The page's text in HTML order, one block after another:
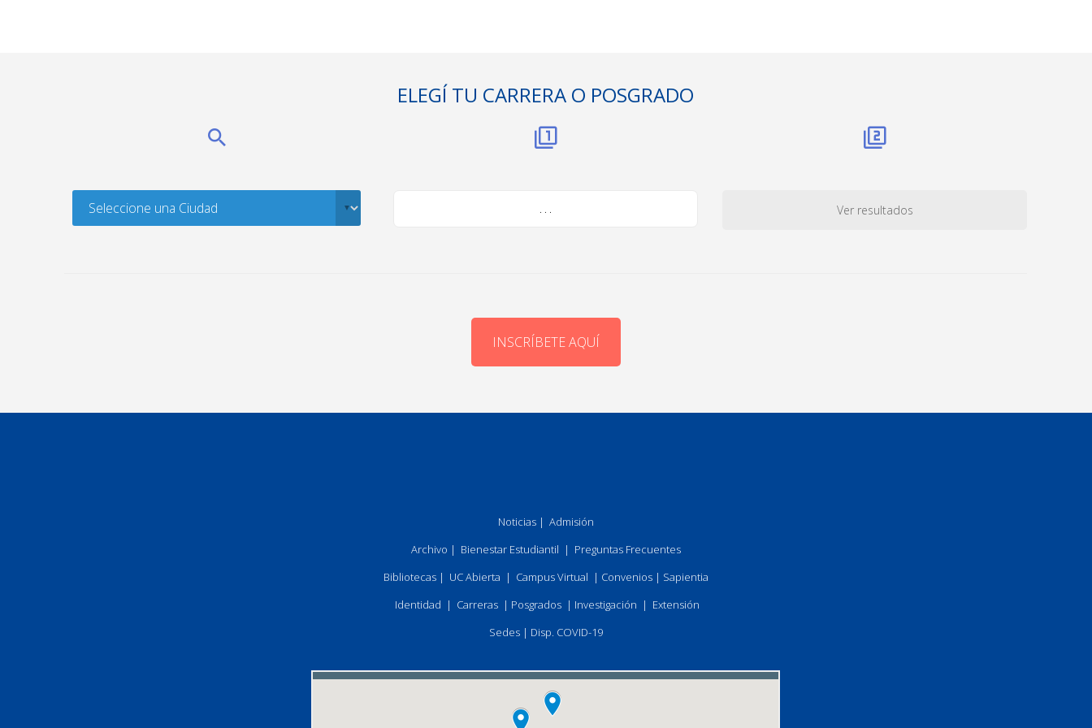
ELEGÍ TU CARRERA O POSGRADO
. . . Ver resultados
INSCRÍBETE AQUÍ
Noticias| Admisión
Archivo | Bienestar Estudiantil | Preguntas Frecuentes
Bibliotecas| UC Abierta | Campus Virtual | Convenios| Sapientia
Identidad | Carreras| Posgrados| Investigación | Extensión
Sedes| Disp. COVID-19